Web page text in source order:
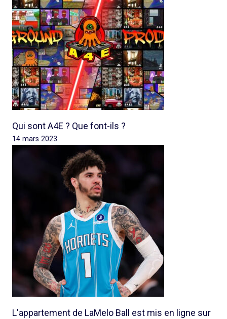
Qui sont A4E ? Que font-ils ?
14 mars 2023
L'appartement de LaMelo Ball est mis en ligne sur